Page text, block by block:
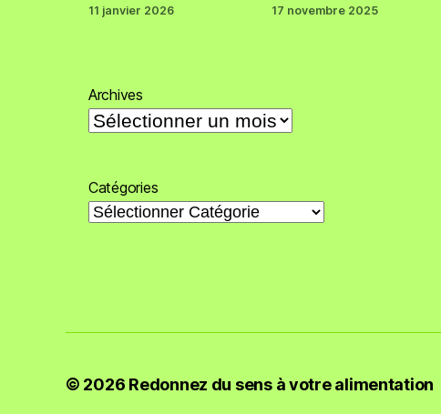
11 janvier 2026 17 novembre 2025
Archives
Catégories
© 2026 Redonnez du sens à votre alimentation